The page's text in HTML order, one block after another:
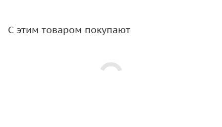
С этим товаром покупают